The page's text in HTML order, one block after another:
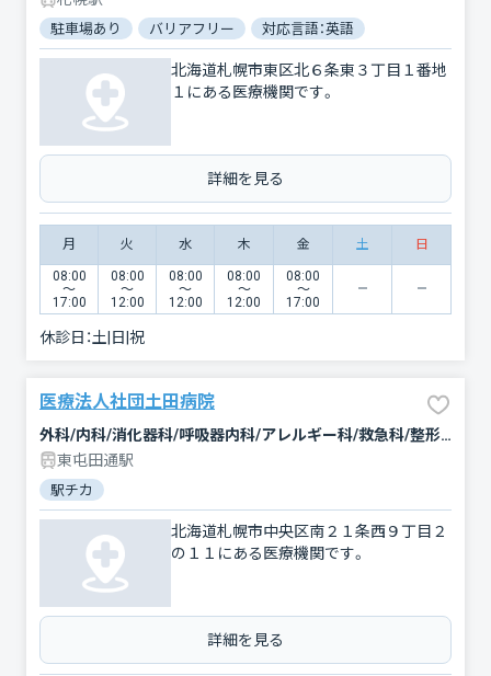
駐車場あり バリアフリー 対応言語：英語
北海道札幌市東区北６条東３丁目１番地
１にある医療機関です。
詳細を見る
月 火 水 木 金 土 日
08:00
〜
17:00
08:00
〜
12:00
08:00
〜
12:00
08:00
〜
12:00
08:00
〜
17:00
休診日：土|日|祝
医療法人社団土田病院
外科/内科/消化器科/呼吸器内科/アレルギー科/救急科/整形外科/肛門科/循環器科/リハビリテーション/放射線科
東屯田通駅
駅チカ
北海道札幌市中央区南２１条西９丁目２
の１１にある医療機関です。
詳細を見る